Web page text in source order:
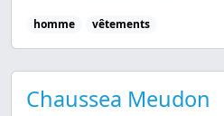
homme vêtements
Chaussea Meudon